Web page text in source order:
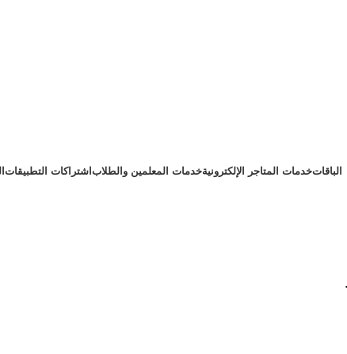
الباقاتخدمات المتاجر الإلكترونيةخدمات المعلمين والطلاباشتراكات التطبيقات